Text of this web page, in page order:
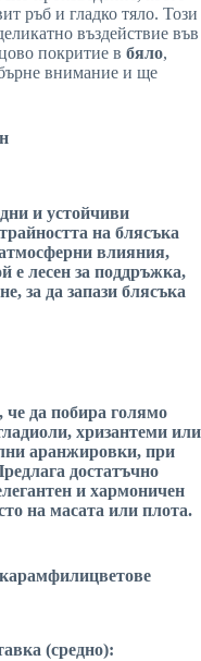
ръб и гладко тяло. Този
въздействие във
покритие в бяло,
внимание и ще
и устойчиви
на блясъка
влияния,
е лесен за поддръжка,
за да запази блясъка
че да побира голямо
, хризантеми или
аранжировки, при
достатъчно
и хармоничен
на масата или плота.
карамфилицветове
(средно):